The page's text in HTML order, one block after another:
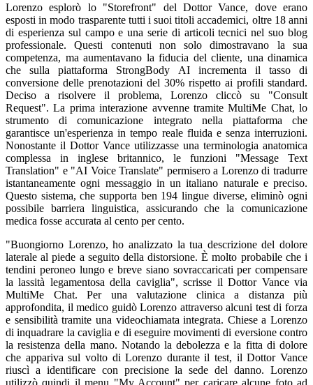
Lorenzo esplorò lo "Storefront" del Dottor Vance, dove erano
esposti in modo trasparente tutti i suoi titoli accademici, oltre 18 anni
di esperienza sul campo e una serie di articoli tecnici nel suo blog
professionale. Questi contenuti non solo dimostravano la sua
competenza, ma aumentavano la fiducia del cliente, una dinamica
che sulla piattaforma StrongBody AI incrementa il tasso di
conversione delle prenotazioni del 30% rispetto ai profili standard.
Deciso a risolvere il problema, Lorenzo cliccò su "Consult
Request". La prima interazione avvenne tramite MultiMe Chat, lo
strumento di comunicazione integrato nella piattaforma che
garantisce un'esperienza in tempo reale fluida e senza interruzioni.
Nonostante il Dottor Vance utilizzasse una terminologia anatomica
complessa in inglese britannico, le funzioni "Message Text
Translation" e "AI Voice Translate" permisero a Lorenzo di tradurre
istantaneamente ogni messaggio in un italiano naturale e preciso.
Questo sistema, che supporta ben 194 lingue diverse, eliminò ogni
possibile barriera linguistica, assicurando che la comunicazione
medica fosse accurata al cento per cento.
"Buongiorno Lorenzo, ho analizzato la tua descrizione del dolore
laterale al piede a seguito della distorsione. È molto probabile che i
tendini peroneo lungo e breve siano sovraccaricati per compensare
la lassità legamentosa della caviglia", scrisse il Dottor Vance via
MultiMe Chat. Per una valutazione clinica a distanza più
approfondita, il medico guidò Lorenzo attraverso alcuni test di forza
e sensibilità tramite una videochiamata integrata. Chiese a Lorenzo
di inquadrare la caviglia e di eseguire movimenti di eversione contro
la resistenza della mano. Notando la debolezza e la fitta di dolore
che appariva sul volto di Lorenzo durante il test, il Dottor Vance
riuscì a identificare con precisione la sede del danno. Lorenzo
utilizzò quindi il menu "My Account" per caricare alcune foto ad